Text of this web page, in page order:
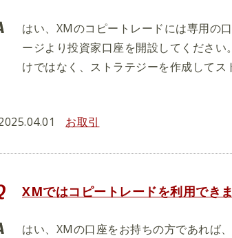
はい、XMのコピートレードには専用の
ージより投資家口座を開設してくださ
けではなく、ストラテジーを作成してス
お取引
XMではコピートレードを利用でき
はい、XMの口座をお持ちの方であれば